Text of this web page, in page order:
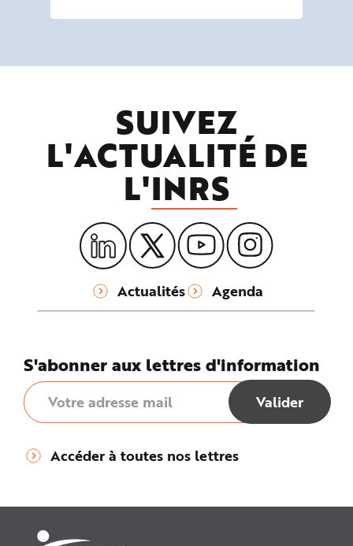
SUIVEZ
L'ACTUALITÉ DE
L'INRS
Actualités Agenda
S'abonner aux lettres d'information
Accéder à toutes nos lettres